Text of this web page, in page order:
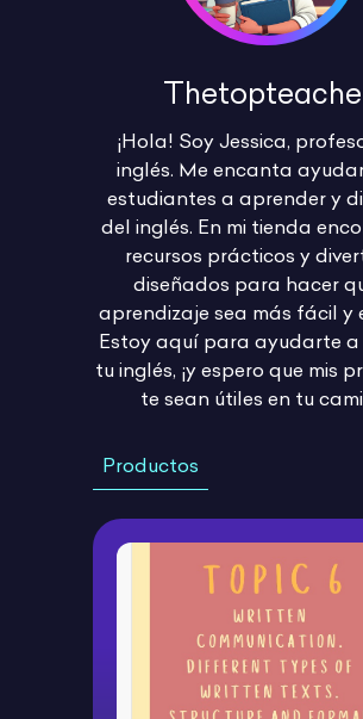
¡Hola! Soy Jessica,
inglés. Me encanta
estudiantes a aprender y
del inglés. En mi tienda
recursos prácticos y
diseñados para hacer
aprendizaje sea más fácil y
Estoy aquí para ayudarte a
tu inglés, ¡y espero que mis
te sean útiles en tu
Productos